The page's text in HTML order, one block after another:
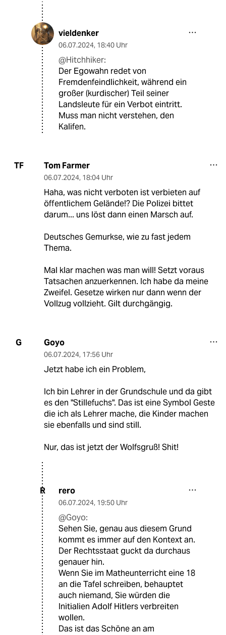
vieldenker
06.07.2024, 18:40 Uhr
@Hitchhiker:
Der Egowahn redet von
Fremdenfeindlichkeit, während ein
großer (kurdischer) Teil seiner
Landsleute für ein Verbot eintritt.
Muss man nicht verstehen, den
Kalifen.
TF Tom Farmer
06.07.2024, 18:04 Uhr
Haha, was nicht verboten ist verbieten auf
öffentlichem Gelände!? Die Polizei bittet
darum... uns löst dann einen Marsch auf.
Deutsches Gemurkse, wie zu fast jedem
Thema.
Mal klar machen was man will! Setzt voraus
Tatsachen anzuerkennen. Ich habe da meine
Zweifel. Gesetze wirken nur dann wenn der
Vollzug vollzieht. Gilt durchgängig.
G Goyo
06.07.2024, 17:56 Uhr
Jetzt habe ich ein Problem,
Ich bin Lehrer in der Grundschule und da gibt
es den "Stillefuchs". Das ist eine Symbol Geste
die ich als Lehrer mache, die Kinder machen
sie ebenfalls und sind still.
Nur, das ist jetzt der Wolfsgruß! Shit!
R rero
06.07.2024, 19:50 Uhr
@Goyo:
Sehen Sie, genau aus diesem Grund
kommt es immer auf den Kontext an.
Der Rechtsstaat guckt da durchaus
genauer hin.
Wenn Sie im Matheunterricht eine 18
an die Tafel schreiben, behauptet
auch niemand, Sie würden die
Initialien Adolf Hitlers verbreiten
wollen.
Das ist das Schöne an am